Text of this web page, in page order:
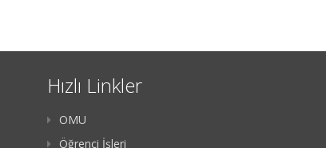
Hızlı Linkler
OMU
Öğrenci İşleri